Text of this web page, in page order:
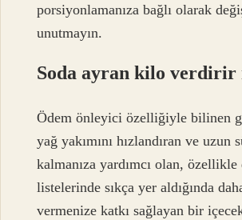
porsiyonlamanıza bağlı olarak
unutmayın.
Soda ayran kilo verdirir
Ödem önleyici özelliğiyle bilinen
yağ yakımını hızlandıran ve uzun
kalmanıza yardımcı olan,
listelerinde sıkça yer aldığında
vermenize katkı sağlayan bir